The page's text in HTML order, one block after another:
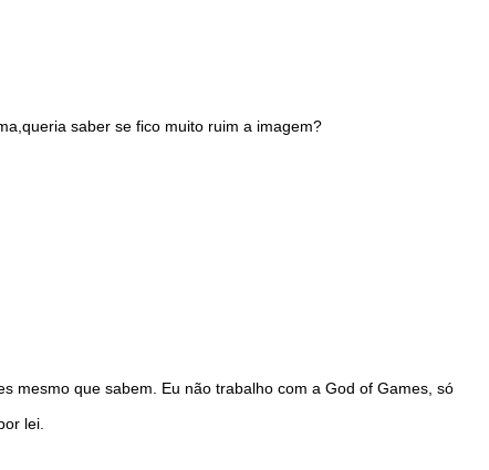
saber se fico muito ruim a imagem?
mesmo que sabem. Eu não trabalho com a God of Games, só
lei.